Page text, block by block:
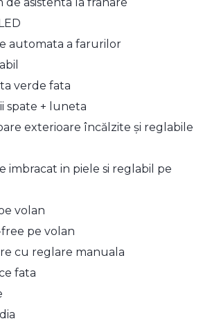
automata a farurilor
verde fata
spate + luneta
exterioare încălzite și reglabile
imbracat in piele si reglabil pe
volan
pe volan
cu reglare manuala
fata